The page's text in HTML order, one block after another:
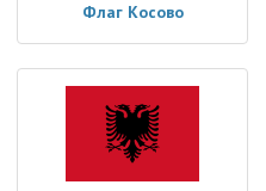
Флаг Косово